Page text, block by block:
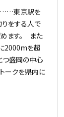
……東京駅を
をする人で
ます。 また
2000mを超
つ盛岡の中心
ークを県内に